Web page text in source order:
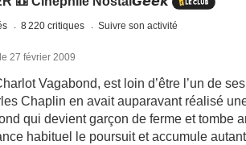
8 220 critiques Suivre son activité
27 février 2009
Vagabond, est loin d’être l’un de
Chaplin en avait auparavant réalisé
qui devient garçon de ferme et tombe
habituel le poursuit et accumule